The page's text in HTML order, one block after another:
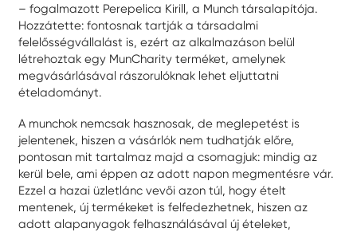
– fogalmazott Perepelica Kirill, a Munch társalapítója.
Hozzátette: fontosnak tartják a társadalmi
felelősségvállalást is, ezért az alkalmazáson belül
létrehoztak egy MunCharity terméket, amelynek
megvásárlásával rászorulóknak lehet eljuttatni
ételadományt.
A munchok nemcsak hasznosak, de meglepetést is
jelentenek, hiszen a vásárlók nem tudhatják előre,
pontosan mit tartalmaz majd a csomagjuk: mindig az
kerül bele, ami éppen az adott napon megmentésre vár.
Ezzel a hazai üzletlánc vevői azon túl, hogy ételt
mentenek, új termékeket is felfedezhetnek, hiszen az
adott alapanyagok felhasználásával új ételeket,